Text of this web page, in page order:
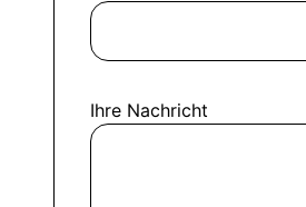
Ihre Nachricht